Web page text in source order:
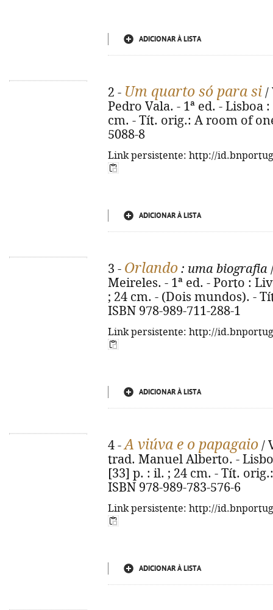
ADICIONAR À LISTA
2 - Um quarto só para si /
Pedro Vala. - 1ª ed. - Lisboa
cm. - Tít. orig.: A room of
5088-8
Link persistente: http://
ADICIONAR À LISTA
3 - Orlando : uma biografia
Meireles. - 1ª ed. - Porto :
; 24 cm. - (Dois mundos). -
ISBN 978-989-711-288-1
Link persistente: http://
ADICIONAR À LISTA
4 -A viúva e o papagaio /
trad. Manuel Alberto. -
[33] p. : il. ; 24 cm. - Tít.
ISBN 978-989-783-576-6
Link persistente: http://
ADICIONAR À LISTA